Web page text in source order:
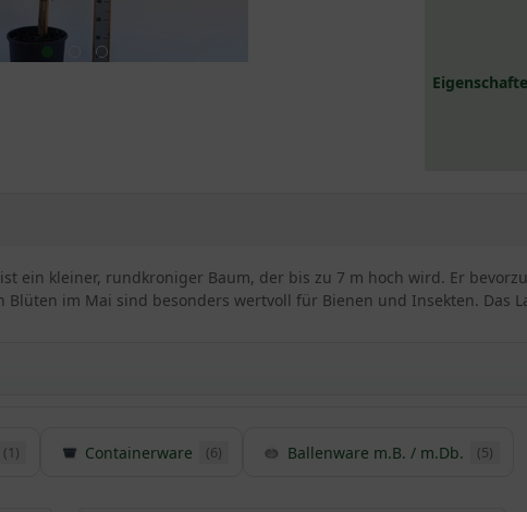
ein kleiner, rundkroniger Baum, der bis zu 7 m hoch wird. Er
Blüten im Mai sind besonders wertvoll für Bienen und Insekten. Das
’Nanum‘
(1) Containerware (6) Ballenware m.B. / m.Db. (5)